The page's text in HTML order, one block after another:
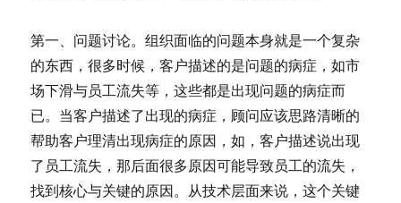
第一、问题讨论。组织面临的问题本身就是一个复杂
的东西，很多时候，客户描述的是问题的病症，如市
场下滑与员工流失等，这些都是出现问题的病症而
已。当客户描述了出现的病症，顾问应该思路清晰的
帮助客户理清出现病症的原因，如，客户描述说出现
了员工流失，那后面很多原因可能导致员工的流失，
找到核心与关键的原因。从技术层面来说，这个关键